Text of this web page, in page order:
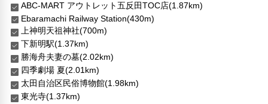
ABC-MART アウトレット五反田TOC店(1.87km)
Ebaramachi Railway Station(430m)
上神明天祖神社(700m)
下新明駅(1.37km)
勝海舟夫妻の墓(2.02km)
四季劇場 夏(2.01km)
太田自治区民俗博物館(1.98km)
東光寺(1.37km)